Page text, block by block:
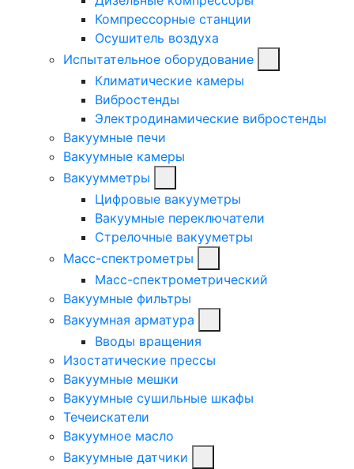
Компрессорные станции
Осушитель воздуха
Испытательное оборудование
Климатические камеры
Вибростенды
Электродинамические вибростенды
Вакуумные печи
Вакуумные камеры
Вакуумметры
Цифровые вакууметры
Вакуумные переключатели
Стрелочные вакууметры
Масс-спектрометры
Масс-спектрометрический
Вакуумные фильтры
Вакуумная арматура
Вводы вращения
Изостатические прессы
Вакуумные мешки
Вакуумные сушильные шкафы
Течеискатели
Вакуумное масло
Вакуумные датчики